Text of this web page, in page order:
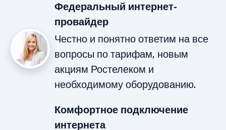
Федеральный интернет-
провайдер
Честно и понятно ответим на все
вопросы по тарифам, новым
акциям Ростелеком и
необходимому оборудованию.
Комфортное подключение
интернета